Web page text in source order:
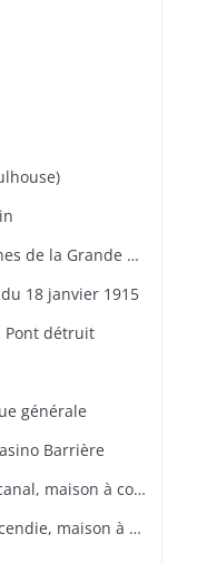
Vieux-Thann : l'église en ruines (Les ruines de la Grande Guerre)
18 janvier 1915
Pont détruit
générale
Barrière
Wolfersdorf, port de plaisance, le pont-canal, maison à colombages
Soppe-le-Bas : église, mairie, dépôt d'incendie, maison à colombages